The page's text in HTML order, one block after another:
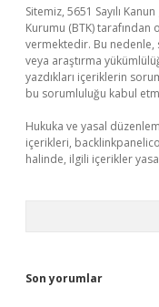
Sitemiz, 5651 Sayılı
Kurumu (BTK) tarafından
vermektedir. Bu
veya araştırma
yazdıkları içeriklerin
bu sorumluluğu kabul
Hukuka ve yasal
içerikleri,
halinde, ilgili içerikler
Son yorumlar